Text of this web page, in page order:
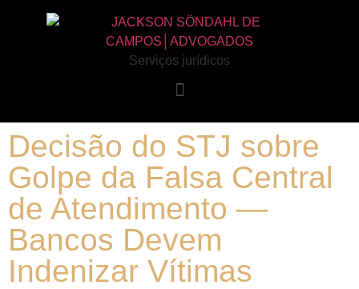
Serviços jurídicos
Decisão do STJ sobre
Golpe da Falsa Central
de Atendimento —
Bancos Devem
Indenizar Vítimas